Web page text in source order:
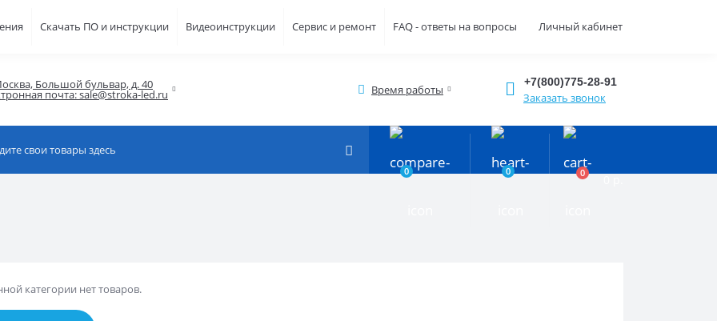
Скачать ПО и инструкции Видеоинструкции Сервис и ремонт FAQ - ответы на вопросы Личный кабинет
Большой бульвар, д. 40
почта: sale@stroka-led.ru Время работы
+7(800)775-28-91
Заказать звонок
0 0 0
категории нет товаров.